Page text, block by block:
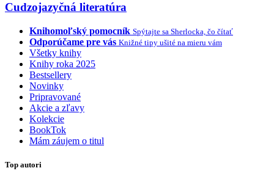
Cudzojazyčná literatúra
Knihomoľský pomocník Spýtajte sa Sherlocka, čo čítať
Odporúčame pre vás Knižné tipy ušité na mieru vám
Všetky knihy
Knihy roka 2025
Bestsellery
Novinky
Pripravované
Akcie a zľavy
Kolekcie
BookTok
Mám záujem o titul
Top autori